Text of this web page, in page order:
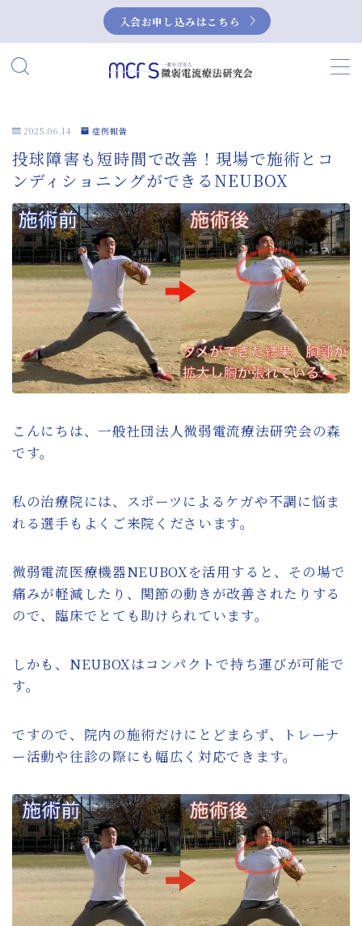
入会お申し込みはこちら
MENU
当研究会について
微弱電流とは？
微弱電流の活用事例
症例集
NEUBOX（ニューボックス）によるぎっく
り腰の治療
膝の痛みに対して確かな改善方法を提供する
可能性
微弱電流を用いた整体治療体験会のご案内
お問い合わせ・資料請求
BLOG
2025.06.14 症例報告
投球障害も短時間で改善！現場で施術とコ
ンディショニングができるNEUBOX
こんにちは、一般社団法人微弱電流療法研究会の森
です。
私の治療院には、スポーツによるケガや不調に悩ま
れる選手もよくご来院くださいます。
微弱電流医療機器NEUBOXを活用すると、その場で
痛みが軽減したり、関節の動きが改善されたりする
ので、臨床でとても助けられています。
しかも、NEUBOXはコンパクトで持ち運びが可能で
す。
ですので、院内の施術だけにとどまらず、トレーナ
ー活動や往診の際にも幅広く対応できます。